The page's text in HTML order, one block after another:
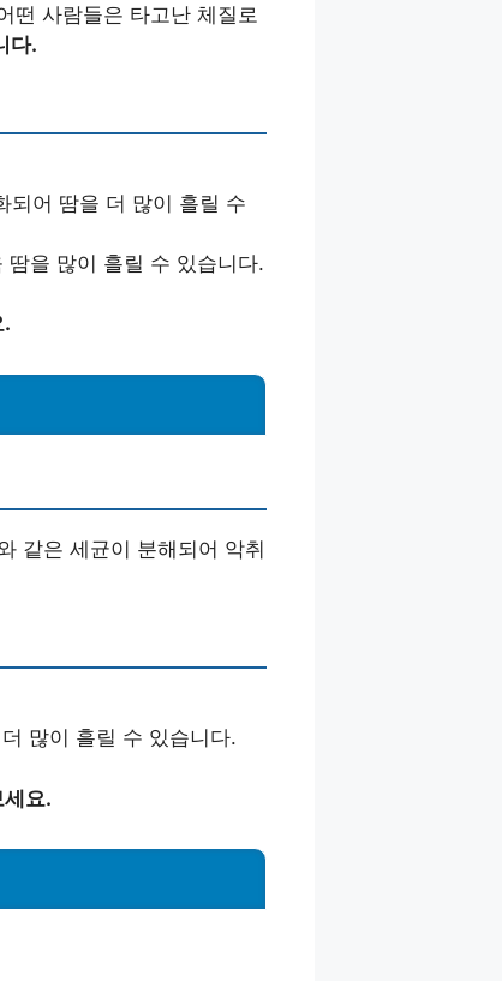
떤 사람들은 타고난 체질로
다.
되어 땀을 더 많이 흘릴 수
을 많이 흘릴 수 있습니다.
.
같은 세균이 분해되어 악취
많이 흘릴 수 있습니다.
요.